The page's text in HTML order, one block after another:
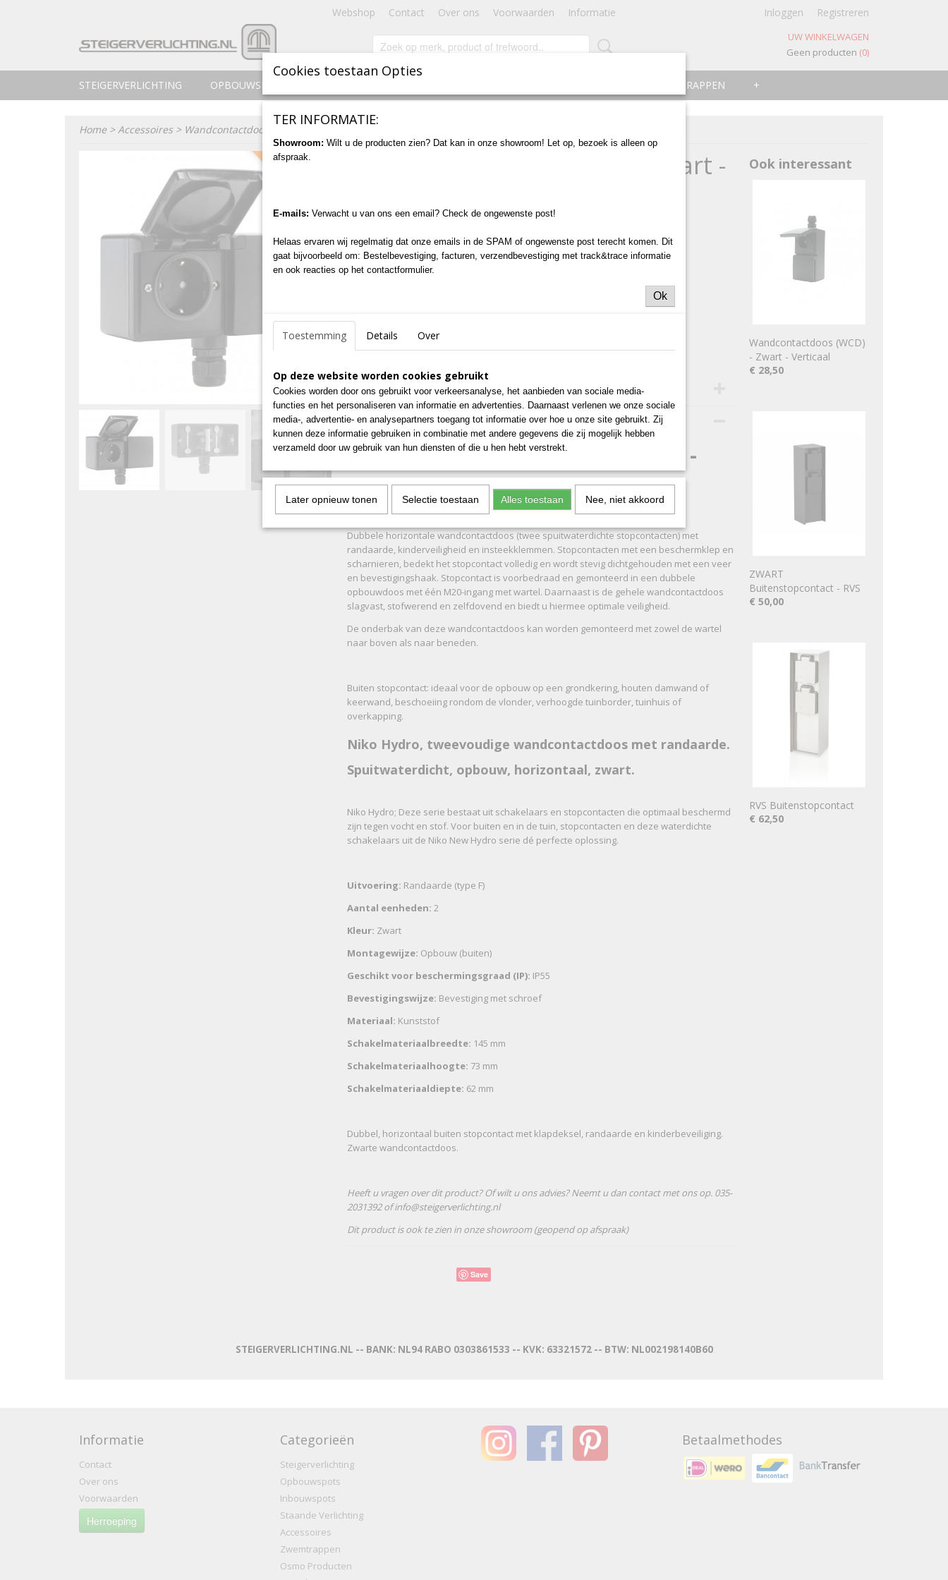
Webshop Contact Over ons Voorwaarden Informatie Inloggen Registreren
UW WINKELWAGEN
Geen producten (0)
STEIGERVERLICHTING OPBOUWSPOTS ZWEMTRAPPEN +
Home> Accessoires > Wandcontactdoos (WCD) - Zwart - Horizontaal
Wandcontactdoos (WCD) - Zwart -
€ 28,50
Levertijd 1 tot 2 Werkdagen
Aantal
IN WINKELWAGEN
Specificaties
Bruto gewicht
0,50 Kg
Afmetingen (l,b,h)
14,50 x 7,30 x 6,20 cm
Omschrijving
Wandcontactdoos (WCD) - Zwart -
Horizontaal
Dubbele horizontale wandcontactdoos (twee spuitwaterdichte stopcontacten) met
randaarde, kinderveiligheid en insteekklemmen. Stopcontacten met een beschermklep en
scharnieren, bedekt het stopcontact volledig en wordt stevig dichtgehouden met een veer
en bevestigingshaak. Stopcontact is voorbedraad en gemonteerd in een dubbele
opbouwdoos met één M20-ingang met wartel. Daarnaast is de gehele wandcontactdoos
slagvast, stofwerend en zelfdovend en biedt u hiermee optimale veiligheid.
De onderbak van deze wandcontactdoos kan worden gemonteerd met zowel de wartel
naar boven als naar beneden.
Buiten stopcontact: ideaal voor de opbouw op een grondkering, houten damwand of
keerwand, beschoeiing rondom de vlonder, verhoogde tuinborder, tuinhuis of
overkapping.
Niko Hydro, tweevoudige wandcontactdoos met randaarde.
Spuitwaterdicht, opbouw, horizontaal, zwart.
Niko Hydro; Deze serie bestaat uit schakelaars en stopcontacten die optimaal beschermd
zijn tegen vocht en stof. Voor buiten en in de tuin, stopcontacten en deze waterdichte
schakelaars uit de Niko New Hydro serie dé perfecte oplossing.
Uitvoering: Randaarde (type F)
Aantal eenheden: 2
Kleur: Zwart
Montagewijze: Opbouw (buiten)
Geschikt voor beschermingsgraad (IP): IP55
Bevestigingswijze: Bevestiging met schroef
Materiaal: Kunststof
Schakelmateriaalbreedte: 145 mm
Schakelmateriaalhoogte: 73 mm
Schakelmateriaaldiepte: 62 mm
Dubbel, horizontaal buiten stopcontact met klapdeksel, randaarde en kinderbeveiliging.
Zwarte wandcontactdoos.
Heeft u vragen over dit product? Of wilt u ons advies? Neemt u dan contact met ons op. 035-
2031392 of info@steigerverlichting.nl
Dit product is ook te zien in onze showroom (geopend op afspraak)
Save
Ook interessant
Wandcontactdoos (WCD)
- Zwart - Verticaal
€ 28,50
ZWART
Buitenstopcontact - RVS
€ 50,00
RVS Buitenstopcontact
€ 62,50
STEIGERVERLICHTING.NL -- BANK: NL94 RABO 0303861533 -- KVK: 63321572 -- BTW: NL002198140B60
Informatie
Contact
Over ons
Voorwaarden
Herroeping
Categorieën
Steigerverlichting
Opbouwspots
Inbouwspots
Staande Verlichting
Accessoires
Zwemtrappen
Osmo Producten
Betaalmethodes
Cookies toestaan Opties
TER INFORMATIE:
Showroom: Wilt u de producten zien? Dat kan in onze showroom! Let op, bezoek is alleen op
afspraak.
E-mails: Verwacht u van ons een email? Check de ongewenste post!
Helaas ervaren wij regelmatig dat onze emails in de SPAM of ongewenste post terecht komen. Dit
gaat bijvoorbeeld om: Bestelbevestiging, facturen, verzendbevestiging met track&trace informatie
en ook reacties op het contactformulier.
Ok
Toestemming Details Over
Op deze website worden cookies gebruikt
Cookies worden door ons gebruikt voor verkeersanalyse, het aanbieden van sociale media-
functies en het personaliseren van informatie en advertenties. Daarnaast verlenen we onze sociale
media-, advertentie- en analysepartners toegang tot informatie over hoe u onze site gebruikt. Zij
kunnen deze informatie gebruiken in combinatie met andere gegevens die zij mogelijk hebben
verzameld door uw gebruik van hun diensten of die u hen hebt verstrekt.
Later opnieuw tonen Selectie toestaan Alles toestaan Nee, niet akkoord